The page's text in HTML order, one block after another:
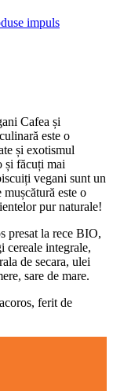
impuls
Cafea și
este o
și exotismul
și făcuți mai
vegani sunt un
este o
pur naturale!
presat la rece BIO,
cereale integrale,
de secara, ulei
sare de mare.
ferit de